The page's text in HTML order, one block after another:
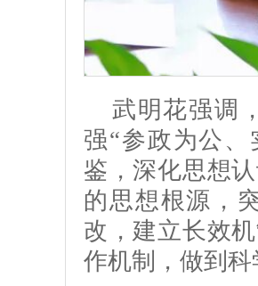
武明花强调
强“参政为公
鉴，深化思想
的思想根源，
改，建立长效
作机制，做到